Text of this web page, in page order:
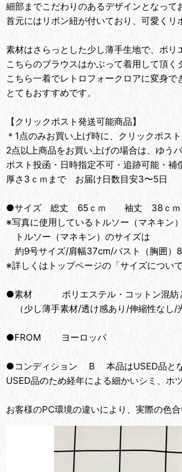
細部までこだわりのあるデザインとなって
首元にはリボン紐が付いており、可愛くリ
素材はさらっとした少し薄手生地で、ポリ
こちらのブラウスはかぶって着用して頂く
こちら一着でレトロフォークロアに変身で
とてもおすすめです。
【クリックポスト発送可能商品】
＊1点のみお買い上げ時に、クリックポス
2点以上商品をお買い上げの場合は、ゆう
ポスト投函・日時指定不可・追跡可能・補
厚さ3ｃｍまで お届け日数目安3〜5日
●サイズ 総丈 65ｃｍ 袖丈 38ｃｍ
※写真に使用しているトルソー（マネキン
トルソー（マネキン）のサイズは
約9号サイズ/肩幅37cm/バスト（胸囲）
※詳しくはトップページの「サイズについ
●素材 ポリエステル・コットン混紡
（少し薄手素材/透け感あり/伸縮性なし/
●FROM ヨーロッパ
●コンディション B 本品はUSED品とな
USED品のため経年による細かいシミ、ホ
お客様のPC環境の違いにより、実際の色